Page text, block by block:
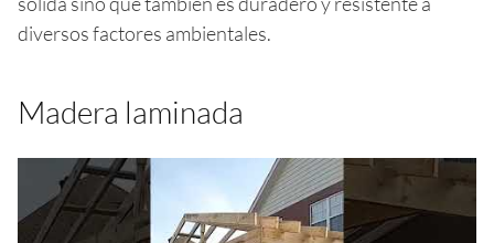
diversos factores ambientales.
Madera laminada